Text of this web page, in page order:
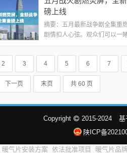
磅上线
摘要：五月最新战争剧全集重
剧情扣人心弦。观众们可以一
历史，感受战争的残酷与真实
集，让人热血沸腾，值得一看
2 3 4 5 6 7
下一页 末页 共 60 页
Copyright 2015-2024 基
陕ICP备
暖气片安装方案 依法批准项目 暖气片品